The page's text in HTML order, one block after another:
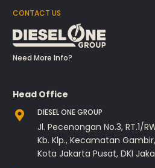
CONTACT US
Need More Info?
Head Office
DIESEL ONE GROUP
Jl. Pecenongan No.3, RT.1/
Kb. Klp., Kecamatan Gambir,
Kota Jakarta Pusat, DKI